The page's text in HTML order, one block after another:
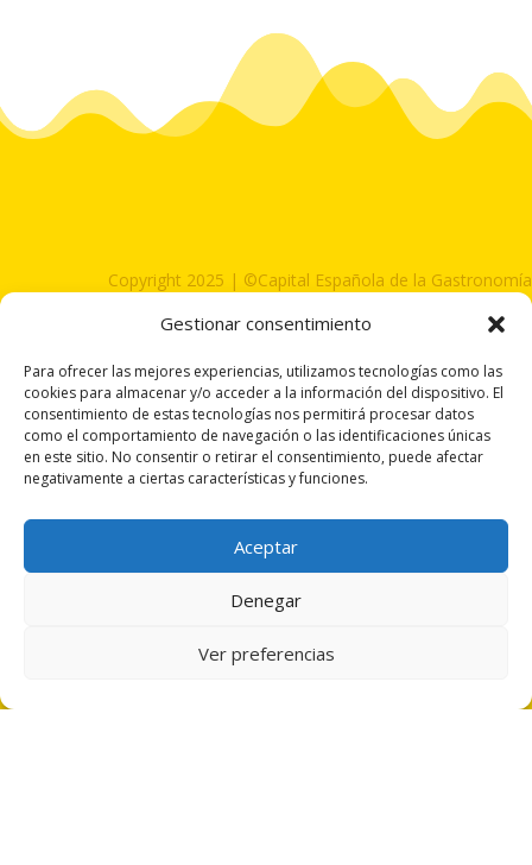
Gestionar consentimiento
Para ofrecer las mejores experiencias, utilizamos tecnologías como las
cookies para almacenar y/o acceder a la información del dispositivo. El
consentimiento de estas tecnologías nos permitirá procesar datos
como el comportamiento de navegación o las identificaciones únicas
en este sitio. No consentir o retirar el consentimiento, puede afectar
negativamente a ciertas características y funciones.
Aceptar
Denegar
Ver preferencias
Copyright 2025 | ©Capital Española de la Gastronomía
Todos los derechos reservados
| Diseñado por Actual Design